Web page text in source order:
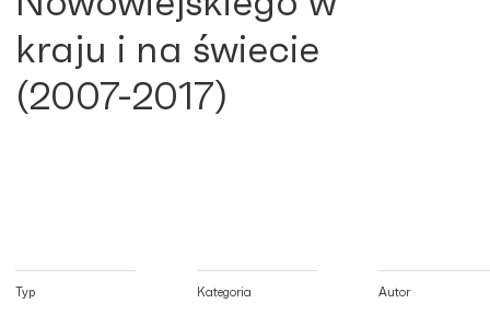
kraju i na świecie
(2007-2017)
Typ Kategoria Autor